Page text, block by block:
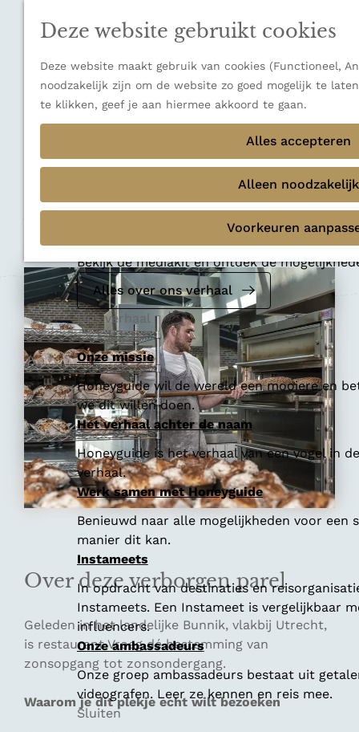
Deze website gebruikt cookies
Deze website maakt gebruik van cookies (Functioneel,
noodzakelijk zijn om de website zo goed mogelijk te
te klikken, geef je aan hiermee akkoord te gaan.
Alles accepteren
Alleen noodzakelijk
Voorkeuren
Terug Ons verhaal
Bekijk de mediakit en ontdek de
Alles over ons verhaal
Ons verhaal
Onze missie
Honeyguide wil de wereld een mooiere en
we dit willen doen.
Het verhaal achter de naam
Honeyguide is het verhaal van een vogel in
verhaal.
Werk samen met Honeyguide
Benieuwd naar alle mogelijkheden voor een
manier dit kan.
Instameets
In opdracht van destinaties en
Instameets. Een Instameet is vergelijkbaar
influencers.
Onze ambassadeurs
Onze groep ambassadeurs bestaat uit
videografen. Leer ze kennen en reis mee.
Sluiten
Restaurant Vroeg
Restaurant
Voeg toe als favoriet
Over deze verborgen parel
Geleden in het landelijke Bunnik, vlakbij Utrecht,
is restaurant Vroeg dé bestemming van
zonsopgang tot zonsondergang.
Waarom je dit plekje echt wilt bezoeken